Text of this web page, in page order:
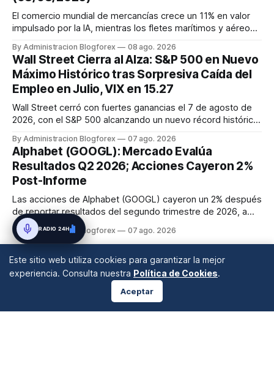
El comercio mundial de mercancías crece un 11% en valor
impulsado por la IA, mientras los fletes marítimos y aéreos
disrupciones geopolíticas y congestión. La financiación del
comercio, que depende en un 90% del crédito, se digitaliza
y el mercado...
By Administracion Blogforex 08 ago. 2026
Wall Street Cierra al Alza: S&P 500 en Nuevo
Máximo Histórico tras Sorpresiva Caída del
Empleo en Julio, VIX en 15.27
Wall Street cerró con fuertes ganancias el 7 de agosto de
2026, con el S&P 500 alcanzando un nuevo récord histórico
54,036.93 y el Nasdaq Composite escaló 1.3% a 26,690.62.
El impulso provino de un informe de empleo de julio
inesperadamente ...
By Administracion Blogforex 07 ago. 2026
Alphabet (GOOGL): Mercado Evalúa
Resultados Q2 2026; Acciones Cayeron 2%
Post-Informe
Las acciones de Alphabet (GOOGL) cayeron un 2% después
de reportar resultados del segundo trimestre de 2026, a
pesar de superar las expectativas en ingresos de la nube y
usuarios de Gemini, en un mercado que evalúa el impacto
By Administracion Blogforex 07 ago. 2026
Este sitio web utiliza cookies para garantizar la mejor
experiencia. Consulta nuestra Política de Cookies.
Aceptar
RADIO 24H